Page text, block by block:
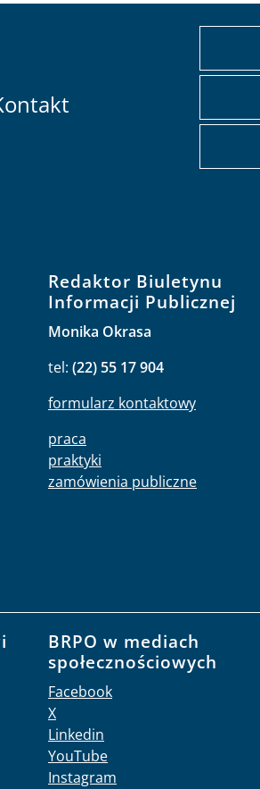
Redaktor Biuletynu
Informacji Publicznej
Monika Okrasa
tel: (22) 55 17 904
formularz kontaktowy
praca
praktyki
zamówienia publiczne
BRPO w mediach
społecznościowych
Facebook
X
Linkedin
YouTube
Instagram